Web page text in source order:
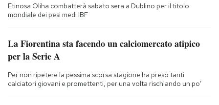
Etinosa Oliha combatterà sabato sera a Dublino per il titolo
mondiale dei pesi medi IBF
La Fiorentina sta facendo un calciomercato atipico
per la Serie A
Per non ripetere la pessima scorsa stagione ha preso tanti
calciatori giovani e promettenti, per una volta rischiando un po’